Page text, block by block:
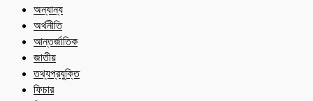
অন্যান্য
অর্থনীতি
আন্তর্জাতিক
জাতীয়
তথ্যপ্রযুক্তি
ফিচার